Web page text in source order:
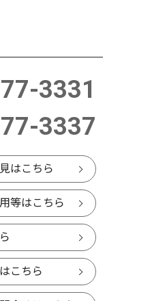
3331
3337
はこちら
等はこちら
こちら